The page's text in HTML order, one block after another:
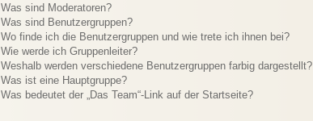
Was sind Moderatoren?
Was sind Benutzergruppen?
Wo finde ich die Benutzergruppen und wie trete ich ihnen bei?
Wie werde ich Gruppenleiter?
Weshalb werden verschiedene Benutzergruppen farbig dargestellt?
Was ist eine Hauptgruppe?
Was bedeutet der „Das Team“-Link auf der Startseite?